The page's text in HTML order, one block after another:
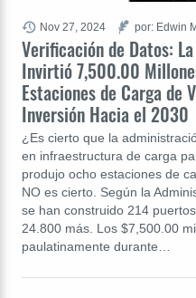
Verificación de Datos:
Invirtió 7,500.00
Estaciones de Carga de
Inversión Hacia el 2030
¿Es cierto que la
en infraestructura de carga
produjo ocho estaciones de
NO es cierto. Según la
se han construido 214
24.800 más. Los $7,500.00
paulatinamente durante…
Nov 27, 2024 por: Edwin